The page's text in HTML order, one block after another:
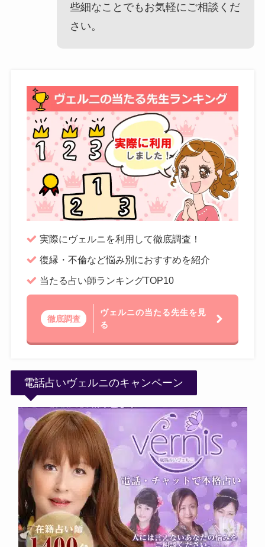
些細なことでもお気軽にご相談くだ
さい。
実際にヴェルニを利用して徹底調査！
復縁・不倫など悩み別におすすめを紹介
当たる占い師ランキングTOP10
徹底調査
ヴェルニの当たる先生を見
る
電話占いヴェルニのキャンペーン